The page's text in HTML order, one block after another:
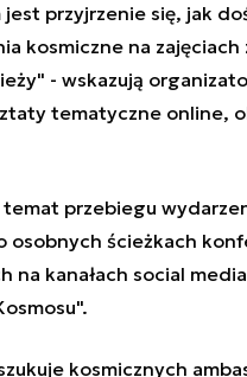
jest przyjrzenie się, jak
kosmiczne na
- wskazują
tematyczne online,
przebiegu
osobnych ścieżkach
na kanałach social
.
kosmicznych